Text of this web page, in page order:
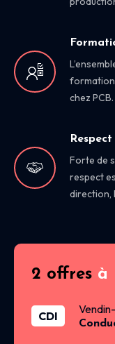
formation
chez PCB.
Forte de
respect
direction,
2 offres à
CDI